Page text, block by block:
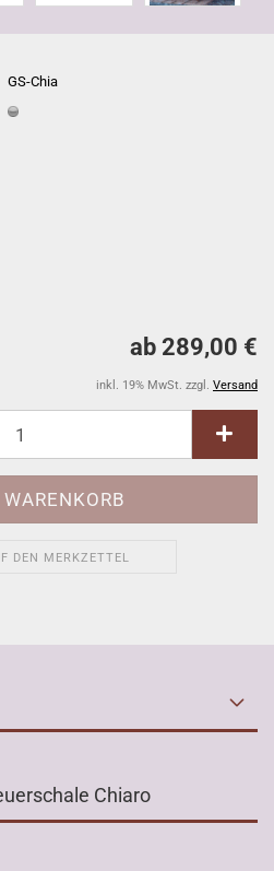
GS-Chia
ab 289,00 €
inkl. 19% MwSt. zzgl. Versand
DEN MERKZETTEL
Chiaro